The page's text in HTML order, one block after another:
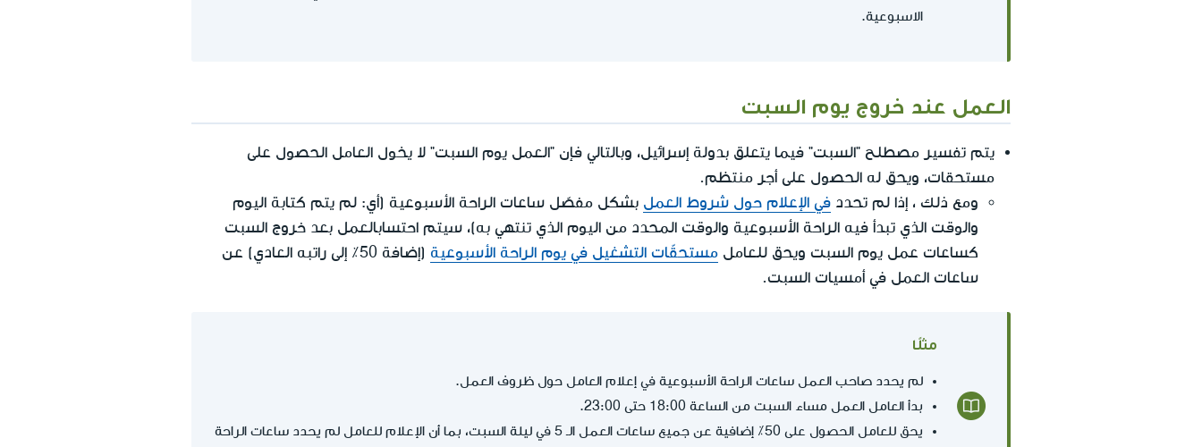
الاسبوعية.
العمل عند خروج يوم السبت
يتم تفسير مصطلح "السبت" فيما يتعلق بدولة إسرائيل، وبالتالي فإن "العمل يوم السبت" لا يخول العامل الحصول على
مستحقات، ويحق له الحصول على أجر منتظم.
ومع ذلك ، إذا لم تحدد في الإعلام حول شروط العمل بشكل مفصّل ساعات الراحة الأسبوعية (أي: لم يتم كتابة اليوم
والوقت الذي تبدأ فيه الراحة الأسبوعية والوقت المحدد من اليوم الذي تنتهي به)، سيتم احتسابالعمل بعد خروج السبت
كساعات عمل يوم السبت ويحق للعامل مستحقّات التشغيل في يوم الراحة الأسبوعية
(إضافة 50٪ إلى راتبه العادي) عن
ساعات العمل في أمسيات السبت.
مثلًا
لم يحدد صاحب العمل ساعات الراحة الأسبوعية في إعلام العامل حول ظروف العمل.
بدأ العامل العمل مساء السبت من الساعة 18:00 حتى 23:00.
يحق للعامل الحصول على 50٪ إضافية عن جميع ساعات العمل الـ 5 في ليلة السبت، بما أن الإعلام للعامل لم يحدد ساعات الراحة